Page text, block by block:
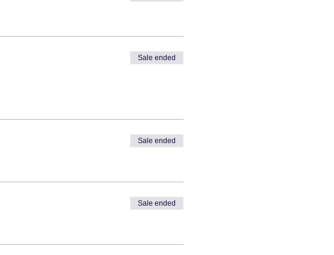
Sale ended
Sale ended
Sale ended